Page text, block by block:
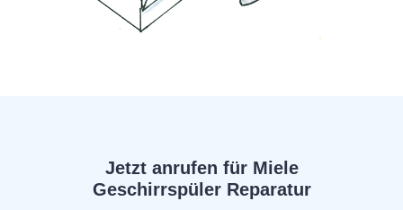
Jetzt anrufen für Miele
Geschirrspüler Reparatur